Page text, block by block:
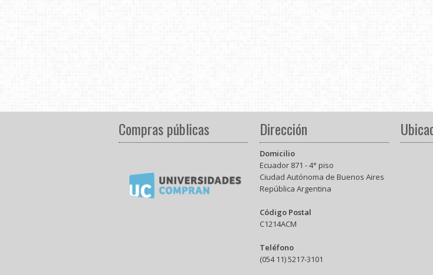
Compras públicas Dirección
Domicilio
Ecuador 871 - 4° piso
Ciudad Autónoma de Buenos Aires
República Argentina
Código Postal
C1214ACM
Teléfono
(054 11) 5217-3101